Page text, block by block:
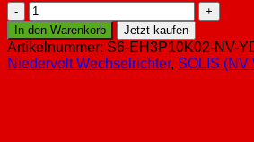
Solis
S6
10kW
3
Phasen
In den Warenkorb Jetzt kaufen
Artikelnummer: S6-EH3P10K02-NV-
Niedervolt Wechselrichter, SOLIS (NV